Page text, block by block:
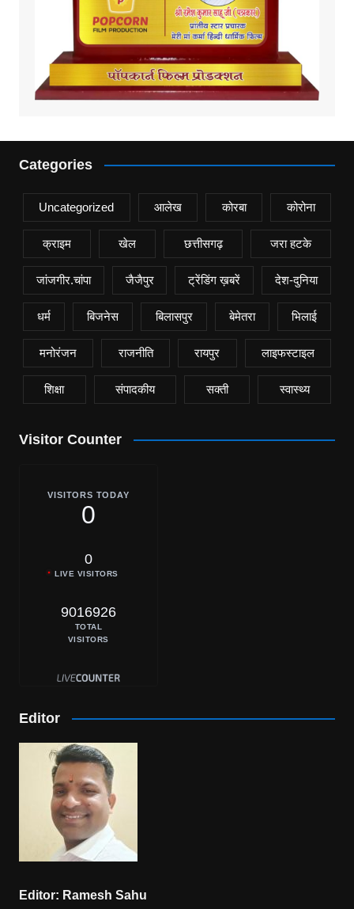
Categories
Uncategorized आलेख कोरबा कोरोना
क्राइम खेल छत्तीसगढ़ जरा हटके
जांजगीर.चांपा जैजैपुर ट्रेंडिंग ख़बरें देश-दुनिया
धर्म बिजनेस बिलासपुर बेमेतरा भिलाई
मनोरंजन राजनीति रायपुर लाइफस्टाइल
शिक्षा संपादकीय सक्ती स्वास्थ्य
Visitor Counter
VISITORS TODAY
0
0
LIVE VISITORS
9016926
TOTAL
VISITORS
Editor
Editor: Ramesh Sahu